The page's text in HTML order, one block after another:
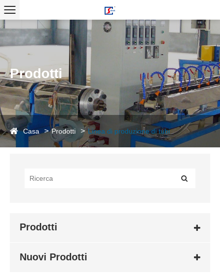
Prodotti
Casa Prodotti Linea di produzione di tubi
Prodotti
Nuovi Prodotti